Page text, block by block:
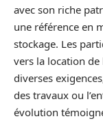
avec son riche
une référence en
stockage. Les
vers la location
diverses
des travaux ou
évolution